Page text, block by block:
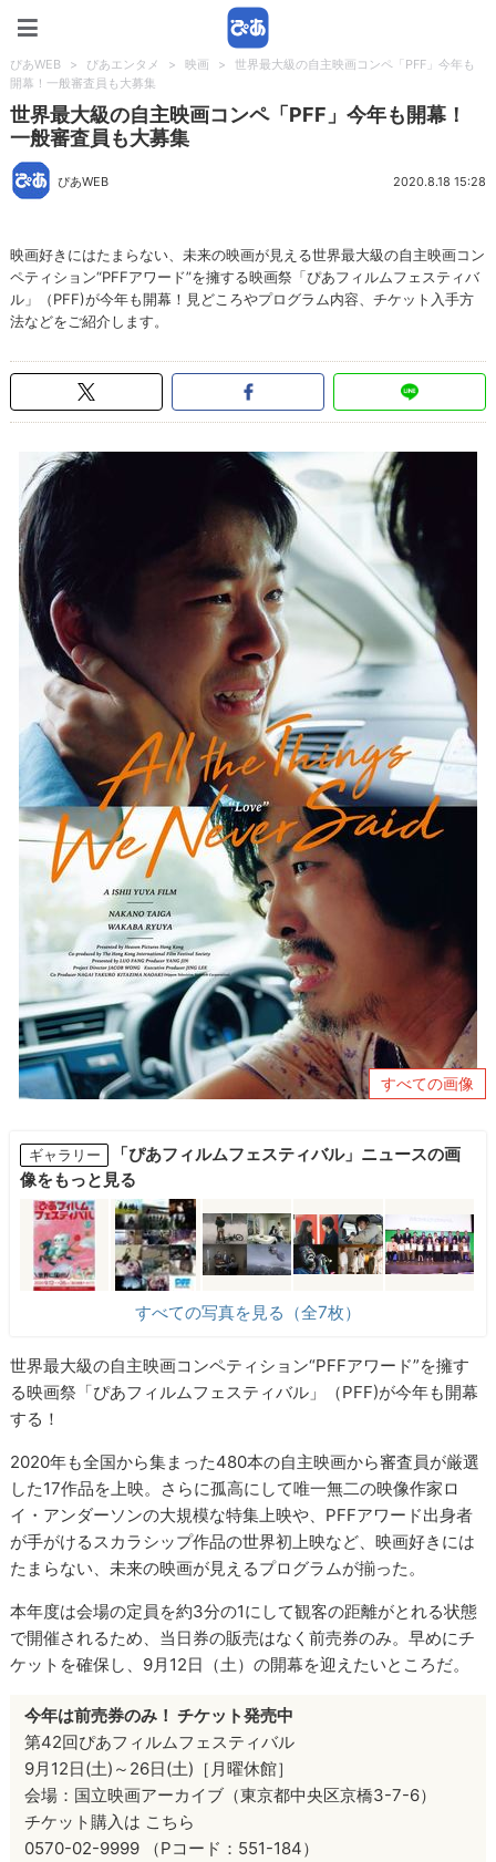
ぴあWEB > ぴあエンタメ > 映画 >
世界最大級の自主映画コンペ「PFF」今年も
開幕！一般審査員も大募集
世界最大級の自主映画コンペ「PFF」今年も開幕！
一般審査員も大募集
ぴあWEB 2020.8.18 15:28
映画好きにはたまらない、未来の映画が見える世界最大級の自主映画コン
ペティション“PFFアワード”を擁する映画祭「ぴあフィルムフェスティバ
ル」（PFF)が今年も開幕！見どころやプログラム内容、チケット入手方
法などをご紹介します。
すべての画像
ギャラリー
「ぴあフィルムフェスティバル」ニュースの画
像をもっと見る
すべての写真を見る（全7枚）
世界最大級の自主映画コンペティション“PFFアワード”を擁す
る映画祭「ぴあフィルムフェスティバル」（PFF)が今年も開幕
する！
2020年も全国から集まった480本の自主映画から審査員が厳選
した17作品を上映。さらに孤高にして唯一無二の映像作家ロ
イ・アンダーソンの大規模な特集上映や、PFFアワード出身者
が手がけるスカラシップ作品の世界初上映など、映画好きには
たまらない、未来の映画が見えるプログラムが揃った。
本年度は会場の定員を約3分の1にして観客の距離がとれる状態
で開催されるため、当日券の販売はなく前売券のみ。早めにチ
ケットを確保し、9月12日（土）の開幕を迎えたいところだ。
今年は前売券のみ！ チケット発売中
第42回ぴあフィルムフェスティバル
9月12日(土)～26日(土)［月曜休館］
会場：国立映画アーカイブ（東京都中央区京橋3-7-6）
チケット購入は こちら
0570-02-9999 （Pコード：551-184）